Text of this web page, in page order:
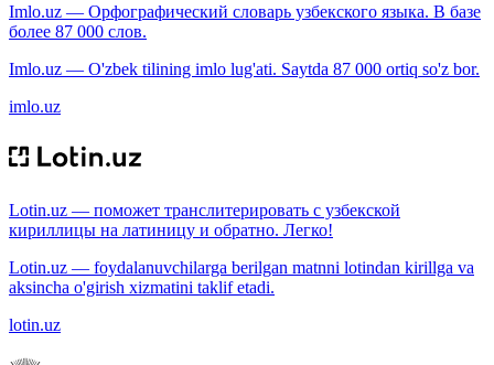
Imlo.uz — Орфографический словарь узбекского языка. В базе
более 87 000 слов.
Imlo.uz — O'zbek tilining imlo lug'ati. Saytda 87 000 ortiq so'z bor.
imlo.uz
Lotin.uz — поможет транслитерировать с узбекской
кириллицы на латиницу и обратно. Легко!
Lotin.uz — foydalanuvchilarga berilgan matnni lotindan kirillga va
aksincha o'girish xizmatini taklif etadi.
lotin.uz